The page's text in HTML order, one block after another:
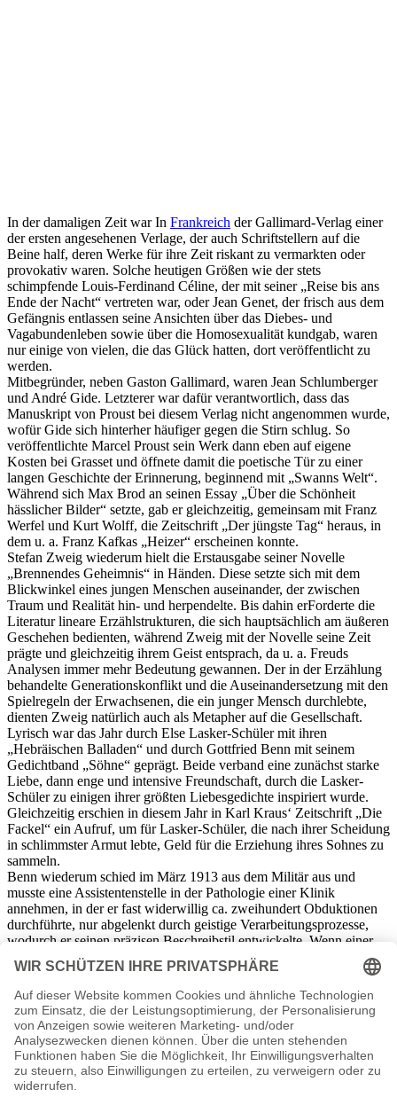
In der damaligen Zeit war In Frankreich der Gallimard-Verlag einer
der ersten angesehenen Verlage, der auch Schriftstellern auf die
Beine half, deren Werke für ihre Zeit riskant zu vermarkten oder
provokativ waren. Solche heutigen Größen wie der stets
schimpfende Louis-Ferdinand Céline, der mit seiner „Reise bis ans
Ende der Nacht“ vertreten war, oder Jean Genet, der frisch aus dem
Gefängnis entlassen seine Ansichten über das Diebes- und
Vagabundenleben sowie über die Homosexualität kundgab, waren
nur einige von vielen, die das Glück hatten, dort veröffentlicht zu
werden.
Mitbegründer, neben Gaston Gallimard, waren Jean Schlumberger
und André Gide. Letzterer war dafür verantwortlich, dass das
Manuskript von Proust bei diesem Verlag nicht angenommen wurde,
wofür Gide sich hinterher häufiger gegen die Stirn schlug. So
veröffentlichte Marcel Proust sein Werk dann eben auf eigene
Kosten bei Grasset und öffnete damit die poetische Tür zu einer
langen Geschichte der Erinnerung, beginnend mit „Swanns Welt“.
Während sich Max Brod an seinen Essay „Über die Schönheit
hässlicher Bilder“ setzte, gab er gleichzeitig, gemeinsam mit Franz
Werfel und Kurt Wolff, die Zeitschrift „Der jüngste Tag“ heraus, in
dem u. a. Franz Kafkas „Heizer“ erscheinen konnte.
Stefan Zweig wiederum hielt die Erstausgabe seiner Novelle
„Brennendes Geheimnis“ in Händen. Diese setzte sich mit dem
Blickwinkel eines jungen Menschen auseinander, der zwischen
Traum und Realität hin- und herpendelte. Bis dahin erForderte die
Literatur lineare Erzählstrukturen, die sich hauptsächlich am äußeren
Geschehen bedienten, während Zweig mit der Novelle seine Zeit
prägte und gleichzeitig ihrem Geist entsprach, da u. a. Freuds
Analysen immer mehr Bedeutung gewannen. Der in der Erzählung
behandelte Generationskonflikt und die Auseinandersetzung mit den
Spielregeln der Erwachsenen, die ein junger Mensch durchlebte,
dienten Zweig natürlich auch als Metapher auf die Gesellschaft.
Lyrisch war das Jahr durch Else Lasker-Schüler mit ihren
„Hebräischen Balladen“ und durch Gottfried Benn mit seinem
Gedichtband „Söhne“ geprägt. Beide verband eine zunächst starke
Liebe, dann enge und intensive Freundschaft, durch die Lasker-
Schüler zu einigen ihrer größten Liebesgedichte inspiriert wurde.
Gleichzeitig erschien in diesem Jahr in Karl Kraus‘ Zeitschrift „Die
Fackel“ ein Aufruf, um für Lasker-Schüler, die nach ihrer Scheidung
in schlimmster Armut lebte, Geld für die Erziehung ihres Sohnes zu
sammeln.
Benn wiederum schied im März 1913 aus dem Militär aus und
musste eine Assistentenstelle in der Pathologie einer Klinik
annehmen, in der er fast widerwillig ca. zweihundert Obduktionen
durchführte, nur abgelenkt durch geistige Verarbeitungsprozesse,
wodurch er seinen präzisen Beschreibstil entwickelte. Wenn einer
poetisch das Hirn seziert hat, dann war es Gottfried Benn.
Rainer Maria Rilke flüchtete währenddessen nach Spanien und
durchlebte eine seiner häufigen und dramatischen Schaffenskrisen,
bis ihm nach etlichen Leiden und Briefeschreiben wieder
einunddreißig neue Verse der sechsten Elegie gelangen. Thomas
Mann durchwanderte in diesem Jahr geistig zum ersten Mal
verschiedene Ansätze zu einem seiner größten Werke – den
„Zauberberg“, bis zu dessen Niederschrift und Veröffentlichung es
allerdings noch mehr als zehn Jahre brauchte.